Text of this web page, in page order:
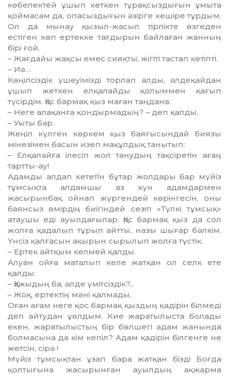
көбелектей ұшып кеткен тұрақсыздығын ұмыта
қой­масам да, опасыздығын әзірге кешіре тұрдым.
Ол да мынау қызыл-жасыл тірлікте өзгеден
естіген көп ертекке тағдырын байлаған жанның
бірі ғой.
– Жағдайы жақсы емес сияқты, жігіті тастап кетіпті.
– Иә…
Көңілсіздік үшеуімізді торлап ал­ды, әлдеқайдан
ұшып жеткен елқа­лайды қолыммен қағып
түсірдім. Қос бармақ қыз маған таңдана:
– Неге алақанға қондырмадың? – деп қалды.
– Уыты бар.
Жеңіл күлген көркем қыз баяғы­сын­дай биязы
мінезімен басын изеп мақұлдық танытып:
– Елқалайға ілесіп жол танудың тақсіретін ағаң
тартты-ау!
Адамды алдап кететін бұтар жол­дары бар мүйіз
тұмсықта алдамшы аз күн адамдармен
жасырынбақ ойнап жүргендей көрінгесін, оны
баянсыз өмірдің биігіндей сезіп «Түлкі тұм­сық»
атаушы еді ауылдағылар. Қос бар­мақ қыз да сол
жолға қадалып тұ­рып айтты, назы шығар бәлкім.
Үн­сіз қалғасын ақырын сырылып жол­ға түстік.
– Ертек айтқым келмей қалды.
Алуан ойға маталып келе жатқан ол селк ете
қалды:
– Қажыдың ба, әлде үмітсіздік?..
– Жоқ, ертектің мәні қалмады.
Оған ағам неге қос бармақ қыз­дың қадірін білмеді
деп айтудан ұялдым. Кие жаратылыста болады
екен, жаратылыстың бір бөлшегі адам жанында
болмасына да кім ке­піл? Адам қадірін білгенге не
жетсін, сірә !
Мүйіз тұмсықтан ұзап бара жат­қан бізді Боғда
қолтығына жасырын­ған ауылдың ақжарма